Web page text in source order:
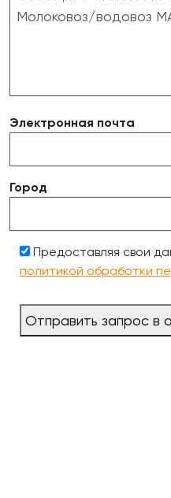
Электронная почта
Город
Предоставляя свои
политикой обработки
Отправить запрос в